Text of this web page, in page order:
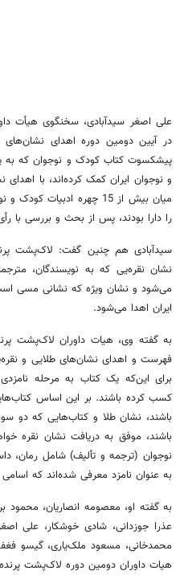
علی اصغر سیدآبادی، سخنگوی هیأت
در آیین دومین دوره اهدای
پیشکسوت کتاب کودک و نوجوان که به
و نوجوان ایران کمک کرده‌اند، با
میان بیش از 15 چهره
را دارا بودند، پس از بحث و بررسی با
سیدآبادی هم چنین گفت: لاک‌پشت
نشان نقره‌یی که به نویسندگان،
می‌شود و نشان ویژه که نشانی مسی
ایران اهدا می‌شود.
به گفته وی، هیات داوران لاک‌پشت
فهرست و اهدای نشان‌های طلایی و
برای این‌که یک کتاب به مرحله نامزدی
کسب کرده باشند. بر این اساس
باشند، نشان طلا و کتاب‌هایی که دو
نوجوان (ترجمه و تألیف) شامل رمان،
به عنوان نامزد معرفی شده‌اند که
به گفته او، معصومه انصاریان، محمود
عذرا جوزدانی، شادی خوشکار، علی
محمدخانی، مسعود ملک‌یاری، گیسو
هیات داوران دومین دوره لاک‌پشت